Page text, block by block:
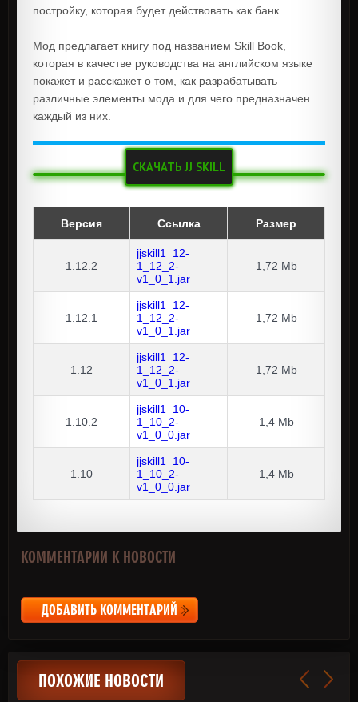
постройку, которая будет действовать как банк.
Мод предлагает книгу под названием Skill Book,
которая в качестве руководства на английском языке
покажет и расскажет о том, как разрабатывать
различные элементы мода и для чего предназначен
каждый из них.
СКАЧАТЬ JJ SKILL
Версия Ссылка Размер
1.12.2
jjskill1_12-
1_12_2-
v1_0_1.jar
1,72 Mb
1.12.1
jjskill1_12-
1_12_2-
v1_0_1.jar
1,72 Mb
1.12
jjskill1_12-
1_12_2-
v1_0_1.jar
1,72 Mb
1.10.2
jjskill1_10-
1_10_2-
v1_0_0.jar
1,4 Mb
1.10
jjskill1_10-
1_10_2-
v1_0_0.jar
1,4 Mb
КОММЕНТАРИИ К НОВОСТИ
ДОБАВИТЬ КОММЕНТАРИЙ
ПОХОЖИЕ НОВОСТИ